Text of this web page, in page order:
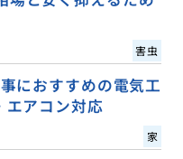
害虫
におすすめの電気工
エアコン対応
家